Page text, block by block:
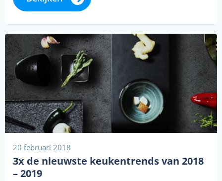
20 februari 2018
3x de nieuwste keukentrends van 2018
– 2019